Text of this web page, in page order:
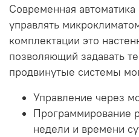
Современная автоматика
управлять
комплектации это
позволяющий задавать
продвинутые системы
Управление через
Программирование
недели и времени